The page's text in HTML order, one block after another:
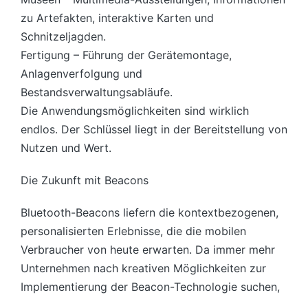
zu Artefakten, interaktive Karten und
Schnitzeljagden.
Fertigung – Führung der Gerätemontage,
Anlagenverfolgung und
Bestandsverwaltungsabläufe.
Die Anwendungsmöglichkeiten sind wirklich
endlos. Der Schlüssel liegt in der Bereitstellung von
Nutzen und Wert.
Die Zukunft mit Beacons
Bluetooth-Beacons liefern die kontextbezogenen,
personalisierten Erlebnisse, die die mobilen
Verbraucher von heute erwarten. Da immer mehr
Unternehmen nach kreativen Möglichkeiten zur
Implementierung der Beacon-Technologie suchen,